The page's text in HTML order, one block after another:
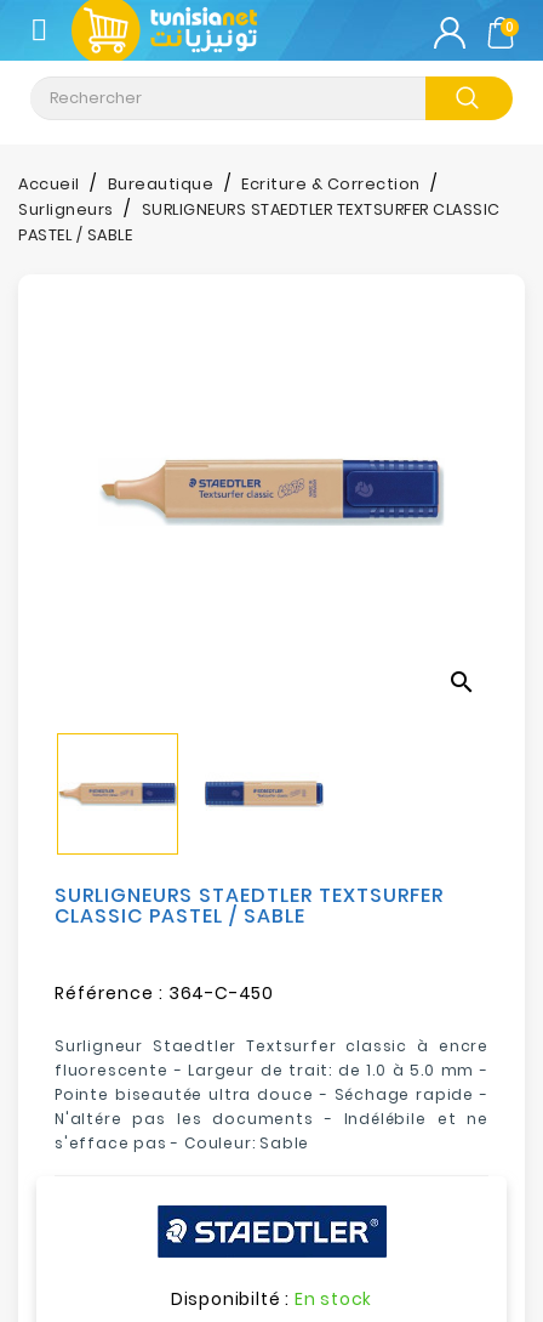
CATÉGORIE
Climatisation
Informatique
Téléphonie
Sécurité
Mobilités
Loisirs
0
Accueil Bureautique
Ecriture & Correction
Surligneurs
SURLIGNEURS STAEDTLER TEXTSURFER CLASSIC
PASTEL / SABLE
search
SURLIGNEURS STAEDTLER TEXTSURFER
CLASSIC PASTEL / SABLE
Référence : 364-C-450
Surligneur Staedtler Textsurfer classic à encre
fluorescente - Largeur de trait: de 1.0 à 5.0 mm -
Pointe biseautée ultra douce - Séchage rapide -
N'altére pas les documents - Indélébile et ne
s'efface pas - Couleur: Sable
Disponibilté : En stock